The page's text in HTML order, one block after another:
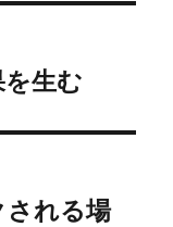
生む
される場